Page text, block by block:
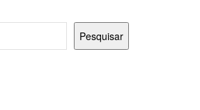
Pesquisar